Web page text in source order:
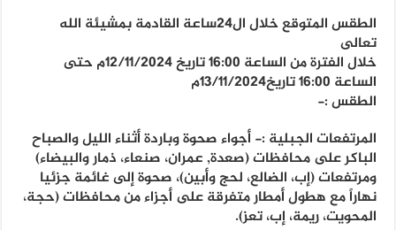
الطقس المتوقع خلال ال24ساعة القادمة بمشيئة الله
تعالى
خلال الفترة من الساعة 16:00 تاريخ 12/11/2024م حتى
الساعة 16:00 تاريخ13/11/2024م
الطقس :-
المرتفعات الجبلية :- أجواء صحوة وباردة أثناء الليل والصباح
الباكر على محافظات (صعدة, عمران، صنعاء، ذمار والبيضاء)
ومرتفعات (إب، الضالع، لحج وأبين)، صحوة إلى غائمة جزئيا
نهاراً مع هطول أمطار متفرقة على أجزاء من محافظات (حجة،
المحويت، ريمة، إب، تعز).